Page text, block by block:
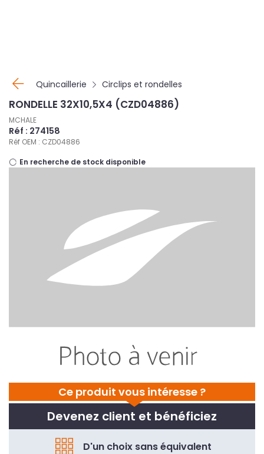
Quincaillerie Circlips et rondelles
Ce produit vous intéresse ?
Devenez client et bénéficiez
D'un choix sans équivalent
RONDELLE 32X10,5X4 (CZD04886)
MCHALE
Réf : 274158
Réf OEM : CZD04886
En recherche de stock disponible